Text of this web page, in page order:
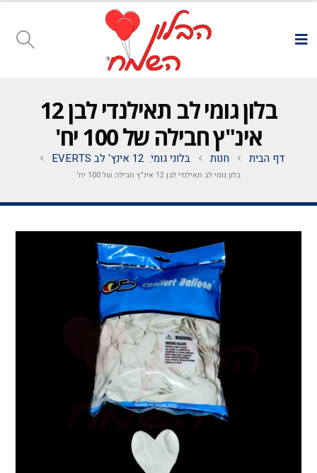
בלון גומי לב תאילנדי לבן 12
אינ"ץ חבילה של 100 יח'
דף הבית חנות בלוני גומי, 12 אינץ' לב EVERTS
בלון גומי לב תאילנדי לבן 12 אינ"ץ חבילה של 100 יח'